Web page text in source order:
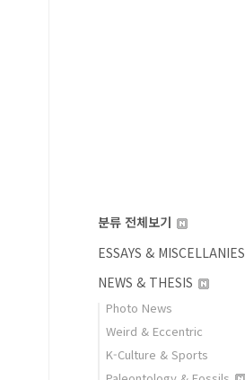
분류 전체보기
ESSAYS & MISCELLANIES
NEWS & THESIS
Photo News
Weird & Eccentric
K-Culture & Sports